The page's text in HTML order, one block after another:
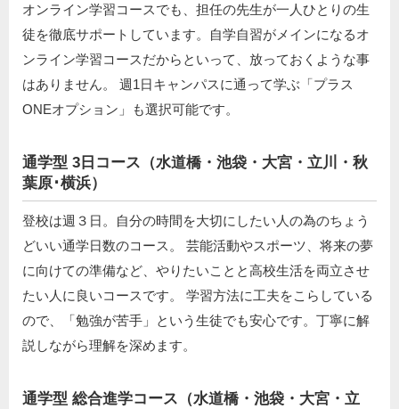
オンライン学習コースでも、担任の先生が一人ひとりの生
徒を徹底サポートしています。自学自習がメインになるオ
ンライン学習コースだからといって、放っておくような事
はありません。 週1日キャンパスに通って学ぶ「プラス
ONEオプション」も選択可能です。
通学型 3日コース（水道橋・池袋・大宮・立川・秋
葉原･横浜）
登校は週３日。自分の時間を大切にしたい人の為のちょう
どいい通学日数のコース。 芸能活動やスポーツ、将来の夢
に向けての準備など、やりたいことと高校生活を両立させ
たい人に良いコースです。 学習方法に工夫をこらしている
ので、「勉強が苦手」という生徒でも安心です。丁寧に解
説しながら理解を深めます。
通学型 総合進学コース（水道橋・池袋・大宮・立